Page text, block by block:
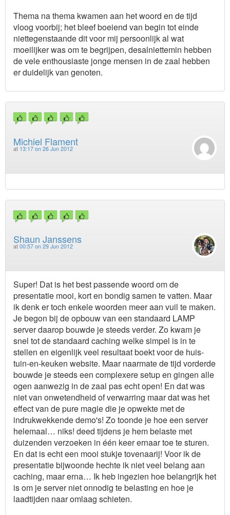
Thema na thema kwamen aan het woord en de tijd
vloog voorbij; het bleef boeiend van begin tot einde
niettegenstaande dit voor mij persoonlijk al wat
moeilijker was om te begrijpen, desalniettemin hebben
de vele enthousiaste jonge mensen in de zaal hebben
er duidelijk van genoten.
Michiel Flament
at 13:17 on 26 Jun 2012
Shaun Janssens
at 00:57 on 29 Jun 2012
Super! Dat is het best passende woord om de
presentatie mooi, kort en bondig samen te vatten. Maar
ik denk er toch enkele woorden meer aan vuil te maken.
Je begon bij de opbouw van een standaard LAMP
server daarop bouwde je steeds verder. Zo kwam je
snel tot de standaard caching welke simpel is in te
stellen en eigenlijk veel resultaat boekt voor de huis-
tuin-en-keuken website. Maar naarmate de tijd vorderde
bouwde je steeds een complexere setup en gingen alle
ogen aanwezig in de zaal pas echt open! En dat was
niet van onwetendheid of verwarring maar dat was het
effect van de pure magie die je opwekte met de
indrukwekkende demo's! Zo toonde je hoe een server
helemaal… niks! deed tijdens je hem belaste met
duizenden verzoeken in één keer ernaar toe te sturen.
En dat is echt een mooi stukje tovenaarij! Voor ik de
presentatie bijwoonde hechte ik niet veel belang aan
caching, maar erna… Ik heb ingezien hoe belangrijk het
is om je server niet onnodig te belasting en hoe je
laadtijden naar omlaag schieten.